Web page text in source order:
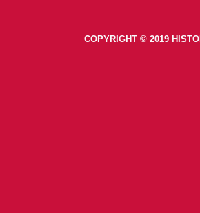
COPYRIGHT © 2019